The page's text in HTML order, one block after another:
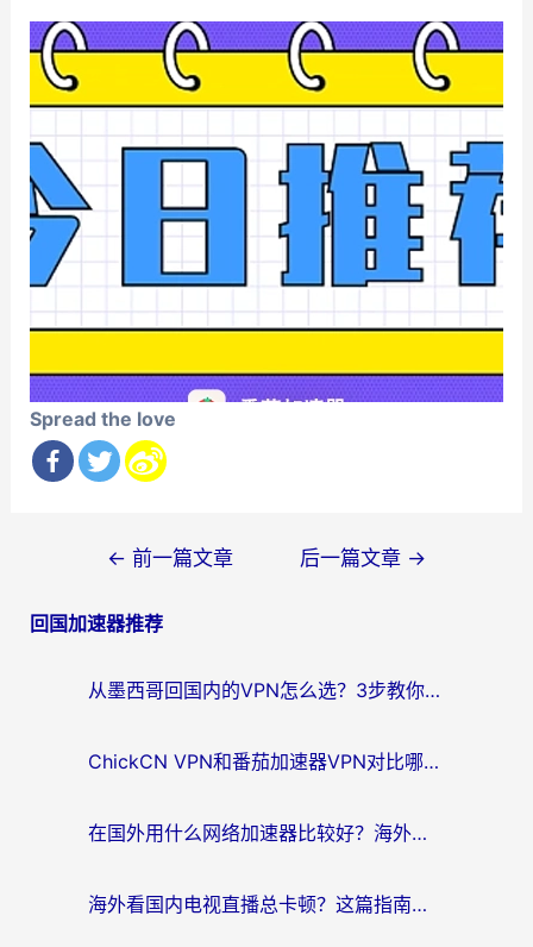
Spread the love
导
← 前一篇文章 后一篇文章 →
回国加速器推荐
从墨西哥回国内的VPN怎么选？3步教你无缝刷剧、玩国服游戏
ChickCN VPN和番茄加速器VPN对比哪个回国效果更好？海外党亲测后的真实答案
在国外用什么网络加速器比较好？海外党亲测：从痛点到解决方案的全攻略
海外看国内电视直播总卡顿？这篇指南教你选对回国加速器，无缝追剧不发愁